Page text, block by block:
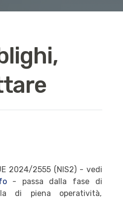
2024/2555 (NIS2) - vedi
- passa dalla fase di
di piena operatività,